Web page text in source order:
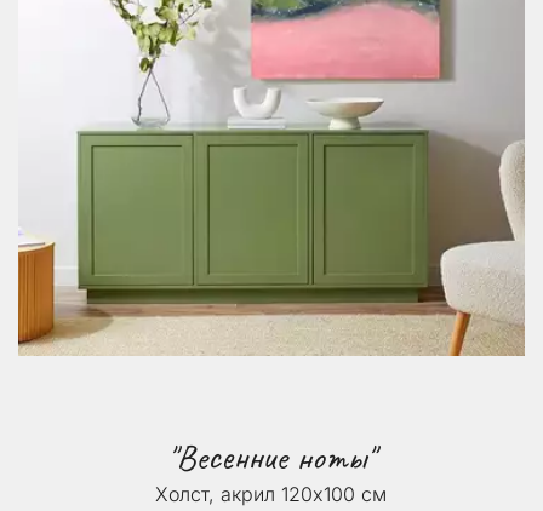
"Весенние ноты"
Холст, акрил 120х100 см